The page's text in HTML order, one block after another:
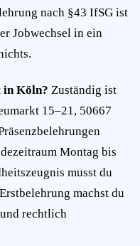
nach §43 IfSG ist
Jobwechsel in ein
in Köln? Zuständig ist
15–21, 50667
Montag bis
musst du
machst du
rechtlich